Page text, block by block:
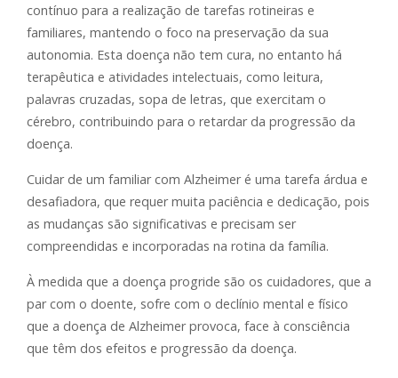
contínuo para a realização de tarefas rotineiras e
familiares, mantendo o foco na preservação da sua
autonomia. Esta doença não tem cura, no entanto há
terapêutica e atividades intelectuais, como leitura,
palavras cruzadas, sopa de letras, que exercitam o
cérebro, contribuindo para o retardar da progressão da
doença.
Cuidar de um familiar com Alzheimer é uma tarefa árdua e
desafiadora, que requer muita paciência e dedicação, pois
as mudanças são significativas e precisam ser
compreendidas e incorporadas na rotina da família.
À medida que a doença progride são os cuidadores, que a
par com o doente, sofre com o declínio mental e físico
que a doença de Alzheimer provoca, face à consciência
que têm dos efeitos e progressão da doença.